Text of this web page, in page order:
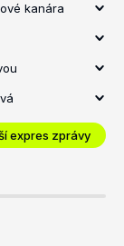
kanára
expres zprávy